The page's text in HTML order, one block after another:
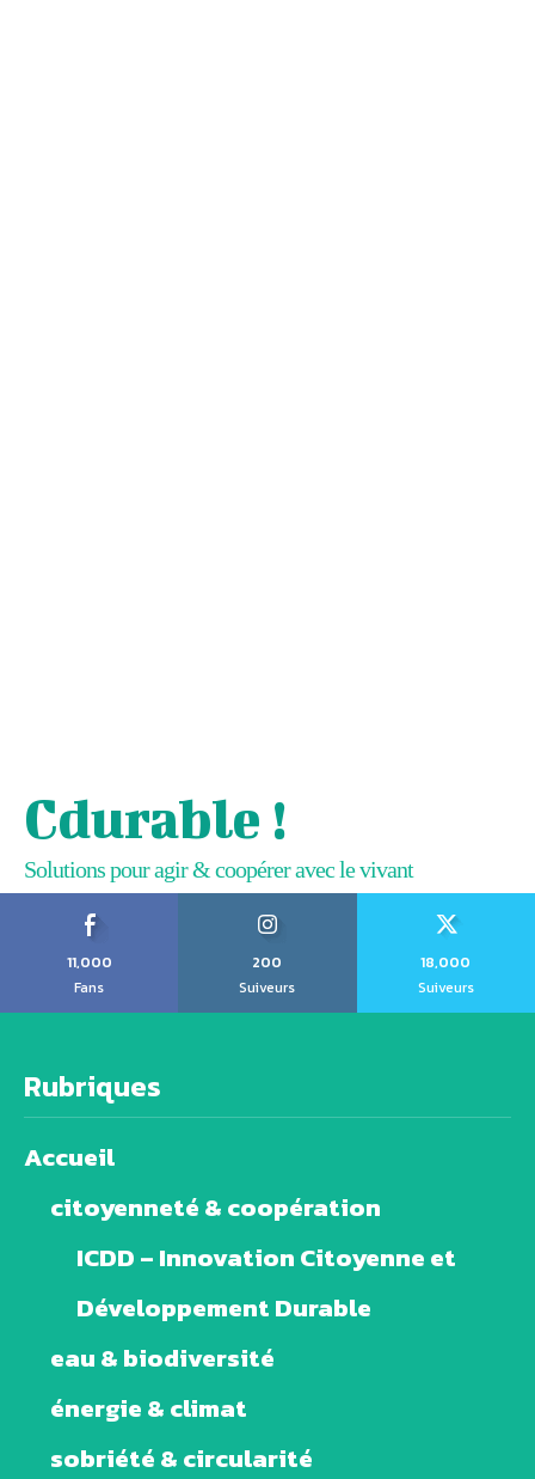
Cdurable !
Solutions pour agir & coopérer avec le vivant
11,000
Fans
200
Suiveurs
18,000
Suiveurs
Rubriques
Accueil
citoyenneté & coopération
ICDD – Innovation Citoyenne et
Développement Durable
eau & biodiversité
énergie & climat
sobriété & circularité